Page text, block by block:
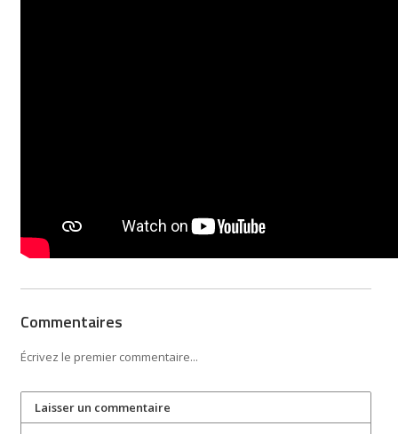
Commentaires
Écrivez le premier commentaire...
Laisser un commentaire